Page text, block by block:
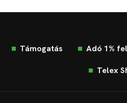
Támogatás Adó 1%
Telex